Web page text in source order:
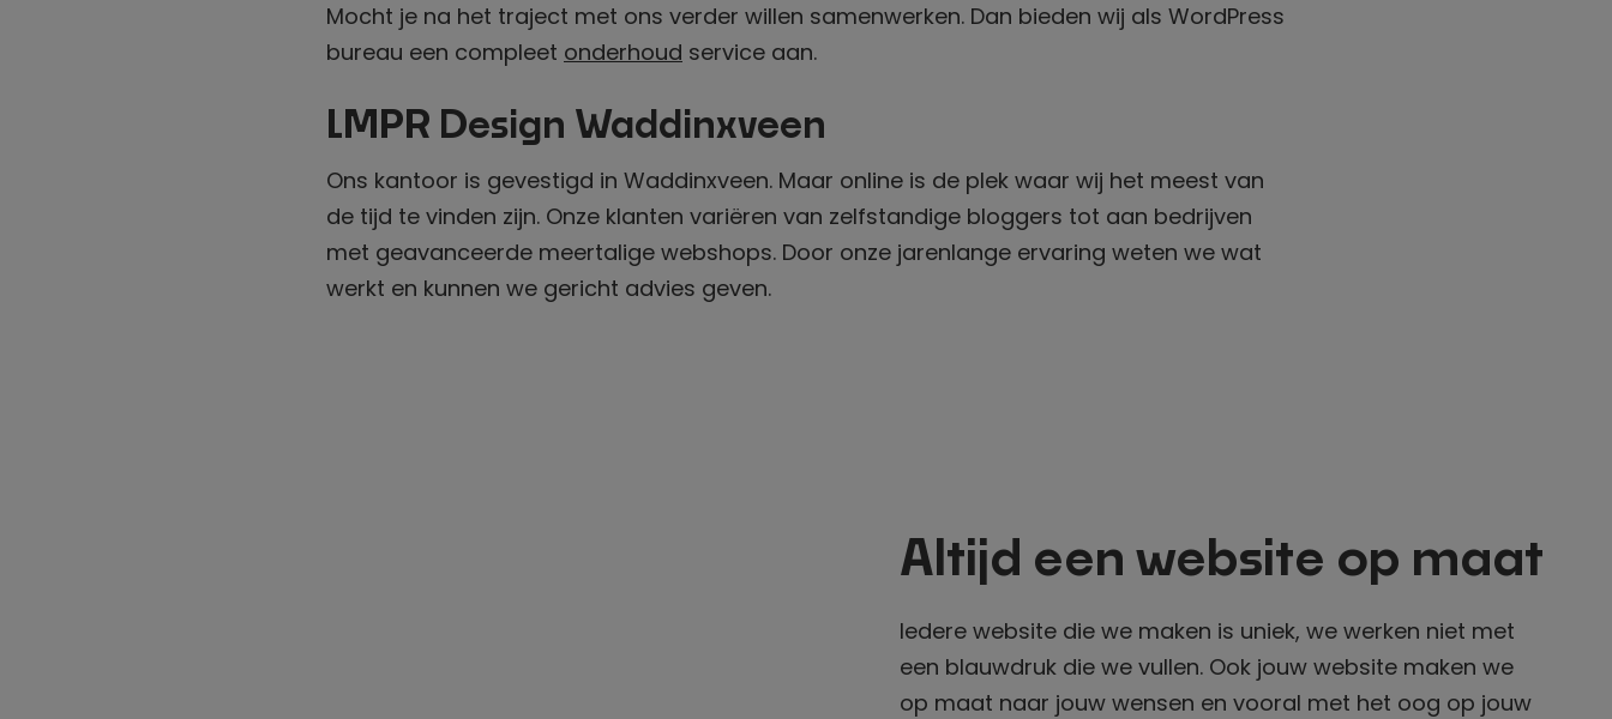
Mocht je na het traject met ons verder willen samenwerken. Dan bieden wij als WordPress
bureau een compleet onderhoud service aan.
LMPR Design Waddinxveen
Ons kantoor is gevestigd in Waddinxveen. Maar online is de plek waar wij het meest van
de tijd te vinden zijn. Onze klanten variëren van zelfstandige bloggers tot aan bedrijven
met geavanceerde meertalige webshops. Door onze jarenlange ervaring weten we wat
werkt en kunnen we gericht advies geven.
Altijd een website op maat
Iedere website die we maken is uniek, we werken niet met
een blauwdruk die we vullen. Ook jouw website maken we
op maat naar jouw wensen en vooral met het oog op jouw